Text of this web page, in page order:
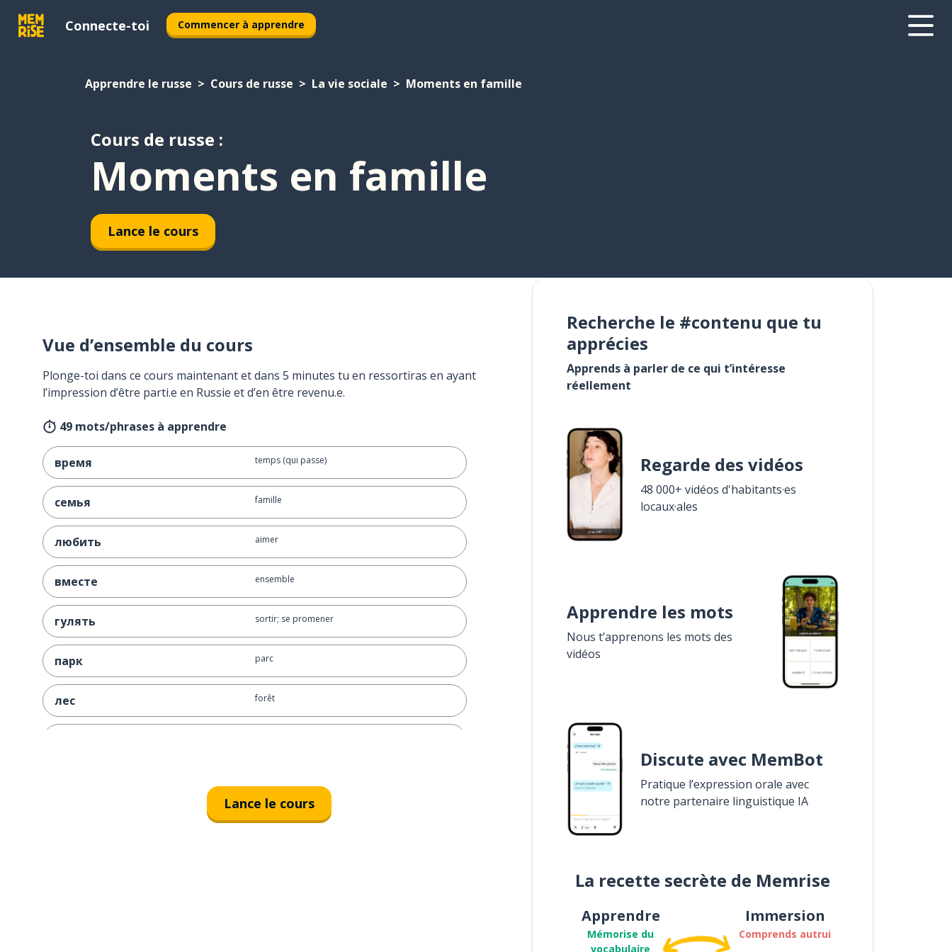
Connecte-toi Commencer à apprendre
Apprendre le russe Cours de russe La vie sociale Moments en famille
Cours de russe :
Moments en famille
Lance le cours
Vue d’ensemble du cours
Plonge-toi dans ce cours maintenant et dans 5 minutes tu en ressortiras en ayant
l’impression d’être parti.e en Russie et d’en être revenu.e.
49 mots/phrases à apprendre
время temps (qui passe)
семья famille
любить aimer
вместе ensemble
гулять sortir; se promener
парк parc
лес forêt
Lance le cours
Recherche le #contenu que tu
apprécies
Apprends à parler de ce qui t’intéresse
réellement
Regarde des vidéos
48 000+ vidéos d'habitants·es
locaux·ales
Apprendre les mots
Nous t’apprenons les mots des
vidéos
Discute avec MemBot
Pratique l’expression orale avec
notre partenaire linguistique IA
La recette secrète de Memrise
Apprendre
Mémorise du
vocabulaire
Immersion
Comprends autrui